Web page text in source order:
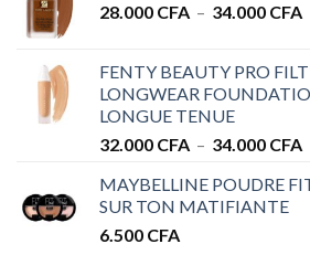
28.000 CFA – 34.000 CFA
à
FENTY BEAUTY PRO
LONGWEAR
LONGUE TENUE
32.000 CFA – 34.000 CFA
MAYBELLINE POUDRE
SUR TON MATIFIANTE
6.500 CFA